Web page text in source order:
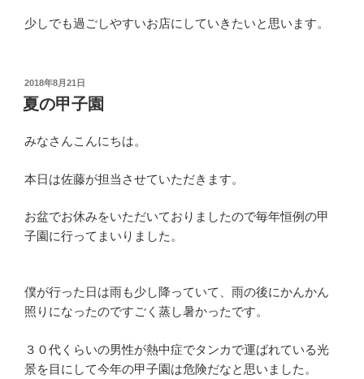
少しでも過ごしやすいお店にしていきたいと思います。
投
稿
日:
2018年8月21日
夏の甲子園
みなさんこんにちは。
本日は佐藤が担当させていただきます。
お盆でお休みをいただいておりましたので毎年恒例の甲
子園に行ってまいりました。
僕が行った日は雨も少し降っていて、雨の後にかんかん
照りになったのですごく蒸し暑かったです。
３０代くらいの男性が熱中症でタンカで運ばれている光
景を目にして今年の甲子園は危険だなと思いました。